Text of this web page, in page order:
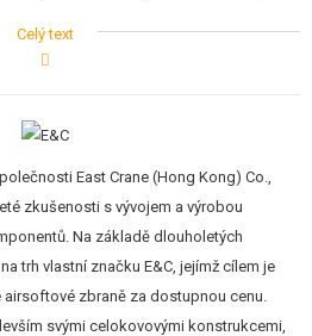
8mm kuličková ložiska, kovový trň
hlaveň s kompenzátorem i
a výsuvná pažba, která slouží mimo jiné
a předpažbí je černě eloxováno pro
je opatřeno kvalitním nátěrem s
Celý text
East Crane (Hong Kong) Co.,
zkušenosti s vývojem a výrobou
Na základě dlouholetých
trh vlastní značku E&C, jejímž cílem je
zbraně za dostupnou cenu.
svými celokovovými konstrukcemi,